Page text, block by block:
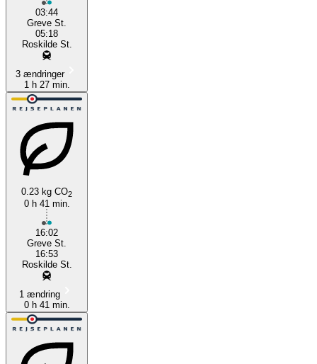
03:44
Greve St.
05:18
Roskilde St.
3 ændringer
1 h 27 min.
0.23 kg CO2
0 h 41 min.
16:02
Greve St.
16:53
Roskilde St.
1 ændring
0 h 41 min.